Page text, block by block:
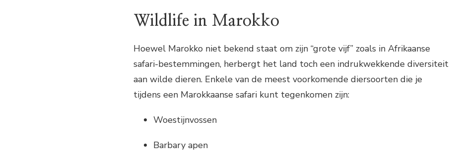
Wildlife in Marokko
Hoewel Marokko niet bekend staat om zijn “grote vijf” zoals in Afrikaanse
safari-bestemmingen, herbergt het land toch een indrukwekkende diversiteit
aan wilde dieren. Enkele van de meest voorkomende diersoorten die je
tijdens een Marokkaanse safari kunt tegenkomen zijn:
Woestijnvossen
Barbary apen